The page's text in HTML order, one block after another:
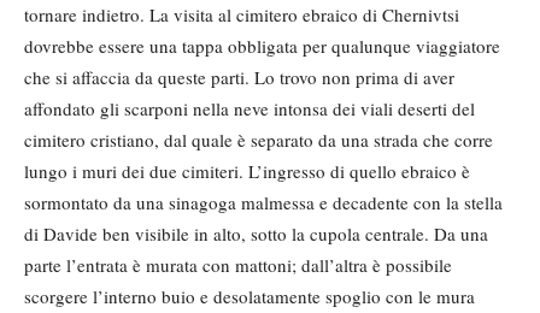
tornare indietro. La visita al cimitero ebraico di Chernivtsi
dovrebbe essere una tappa obbligata per qualunque viaggiatore
che si affaccia da queste parti. Lo trovo non prima di aver
affondato gli scarponi nella neve intonsa dei viali deserti del
cimitero cristiano, dal quale è separato da una strada che corre
lungo i muri dei due cimiteri. L’ingresso di quello ebraico è
sormontato da una sinagoga malmessa e decadente con la stella
di Davide ben visibile in alto, sotto la cupola centrale. Da una
parte l’entrata è murata con mattoni; dall’altra è possibile
scorgere l’interno buio e desolatamente spoglio con le mura